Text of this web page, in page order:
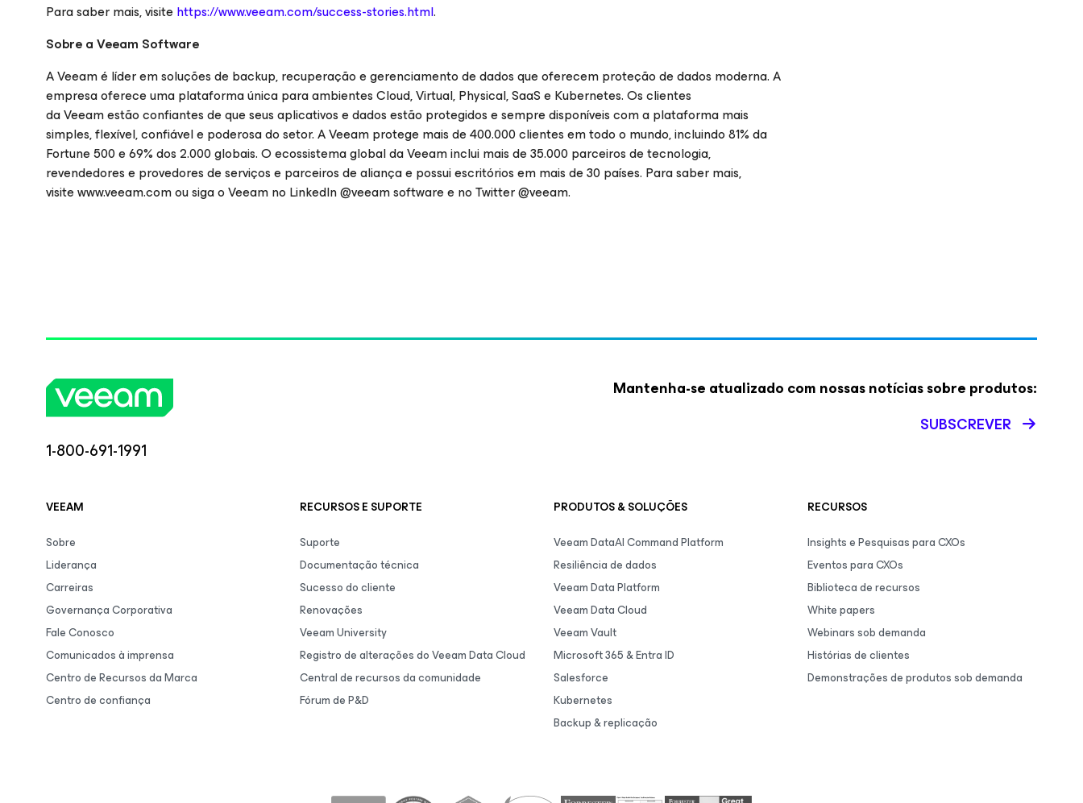
Para saber mais, visite https://www.veeam.com/success-stories.html.
Sobre a Veeam Software
A Veeam é líder em soluções de backup, recuperação e gerenciamento de dados que oferecem proteção de dados moderna. A
empresa oferece uma plataforma única para ambientes Cloud, Virtual, Physical, SaaS e Kubernetes. Os clientes
da Veeam estão confiantes de que seus aplicativos e dados estão protegidos e sempre disponíveis com a plataforma mais
simples, flexível, confiável e poderosa do setor. A Veeam protege mais de 400.000 clientes em todo o mundo, incluindo 81% da
Fortune 500 e 69% dos 2.000 globais. O ecossistema global da Veeam inclui mais de 35.000 parceiros de tecnologia,
revendedores e provedores de serviços e parceiros de aliança e possui escritórios em mais de 30 países. Para saber mais,
visite www.veeam.com ou siga o Veeam no LinkedIn @veeam software e no Twitter @veeam.
1-800-691-1991
Mantenha-se atualizado com nossas notícias sobre produtos:
SUBSCREVER
VEEAM
Sobre
Liderança
Carreiras
Governança Corporativa
Fale Conosco
Comunicados à imprensa
Centro de Recursos da Marca
Centro de confiança
RECURSOS E SUPORTE
Suporte
Documentação técnica
Sucesso do cliente
Renovações
Veeam University
Registro de alterações do Veeam Data Cloud
Central de recursos da comunidade
Fórum de P&D
PRODUTOS & SOLUÇÕES
Veeam DataAI Command Platform
Resiliência de dados
Veeam Data Platform
Veeam Data Cloud
Veeam Vault
Microsoft 365 & Entra ID
Salesforce
Kubernetes
Backup & replicação
RECURSOS
Insights e Pesquisas para CXOs
Eventos para CXOs
Biblioteca de recursos
White papers
Webinars sob demanda
Histórias de clientes
Demonstrações de produtos sob demanda